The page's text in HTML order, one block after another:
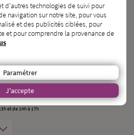
Toujours :
opérateur)
et de 14h à 17h
d'autres technologies de suivi pour
navigation sur notre site, pour vous
et des publicités ciblées, pour
et pour comprendre la provenance de
Paramétrer
J'accepte